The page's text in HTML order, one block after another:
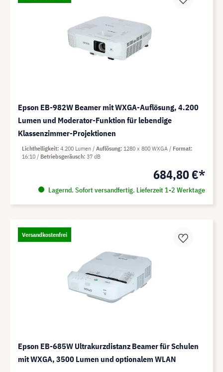
Epson EB-982W Beamer mit WXGA-Auflösung, 4.200
Lumen und Moderator-Funktion für lebendige
Klassenzimmer-Projektionen
684,80 €*
Lagernd. Sofort versandfertig. Lieferzeit 1-2 Werktage
Lichthelligkeit 4.200 Lumen Auflösung 1280 x 800 WXGA
Format
16:10
Betriebsgeräusch 37 dB
Versandkostenfrei
Epson EB-685W Ultrakurzdistanz Beamer für Schulen
mit WXGA, 3500 Lumen und optionalem WLAN